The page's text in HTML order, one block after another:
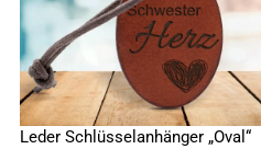
Leder Schlüsselanhänger „Oval“